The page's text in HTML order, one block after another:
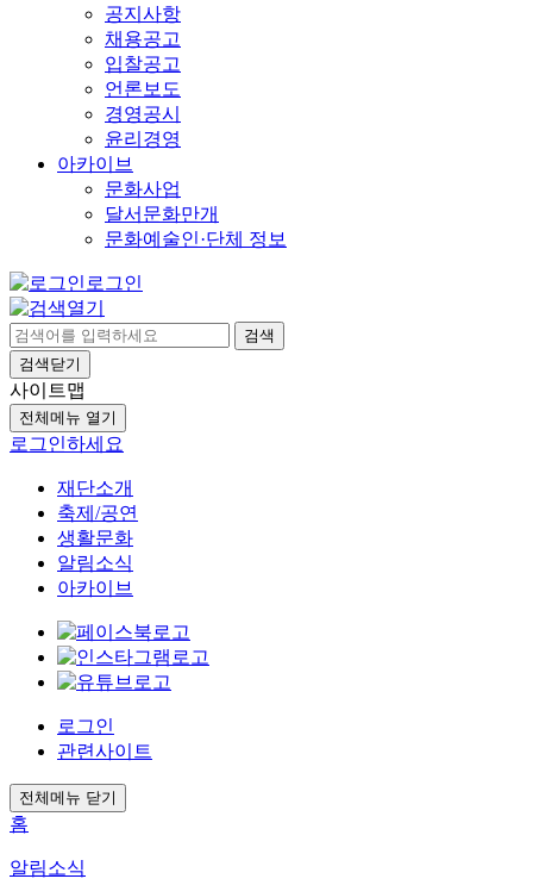
공지사항
채용공고
입찰공고
언론보도
경영공시
윤리경영
아카이브
문화사업
달서문화만개
문화예술인·단체 정보
로그인
검색
검색닫기
사이트맵
전체메뉴 열기
로그인하세요
재단소개
축제/공연
생활문화
알림소식
아카이브
로그인
관련사이트
전체메뉴 닫기
홈
알림소식